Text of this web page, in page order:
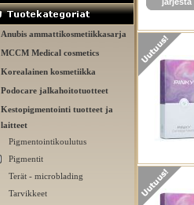
Anubis ammattikosmetiikkasarja
MCCM Medical cosmetics
Korealainen kosmetiikka
Podocare jalkahoitotuotteet
Kestopigmentointi tuotteet ja
laitteet
Pigmentointikoulutus
Pigmentit
Terät - microblading
Tarvikkeet